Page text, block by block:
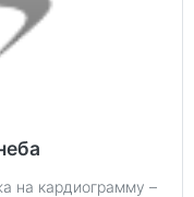
на кардиограмму –